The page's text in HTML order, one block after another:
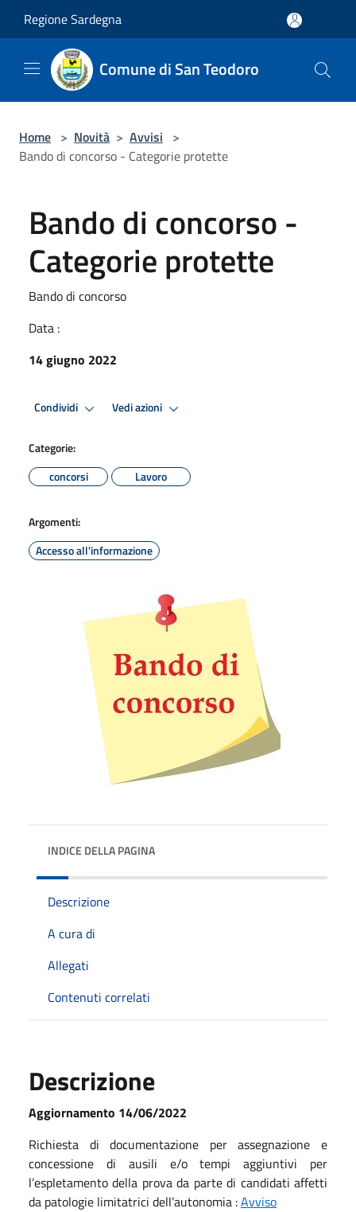
Regione Sardegna
Comune di San Teodoro
Home > Novità > Avvisi >
Bando di concorso - Categorie protette
Bando di concorso -
Categorie protette
Bando di concorso
Data :
14 giugno 2022
Condividi Vedi azioni
Categorie:
concorsi
Lavoro
Argomenti:
Accesso all'informazione
INDICE DELLA PAGINA
Descrizione
A cura di
Allegati
Contenuti correlati
Descrizione
Aggiornamento 14/06/2022
Richiesta di documentazione per assegnazione e
concessione di ausili e/o tempi aggiuntivi per
l’espletamento della prova da parte di candidati affetti
da patologie limitatrici dell’autonomia :Avviso